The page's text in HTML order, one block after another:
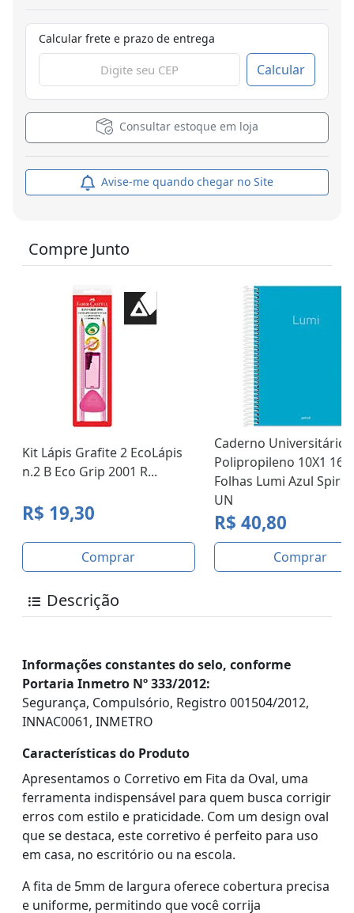
Calcular frete e prazo de entrega
Calcular
Consultar estoque em loja
Avise-me quando chegar no Site
Compre Junto
Kit Lápis Grafite 2 EcoLápis
n.2 B Eco Grip 2001 R...
R$ 19,30
Comprar
Caderno Universitário
Polipropileno 10X1 160
Folhas Lumi Azul Spiral
UN
R$ 40,80
Comprar
Descrição
Informações constantes do selo, conforme
Portaria Inmetro Nº 333/2012:
Segurança, Compulsório, Registro 001504/2012,
INNAC0061, INMETRO
Características do Produto
Apresentamos o Corretivo em Fita da Oval, uma
ferramenta indispensável para quem busca corrigir
erros com estilo e praticidade. Com um design oval
que se destaca, este corretivo é perfeito para uso
em casa, no escritório ou na escola.
A fita de 5mm de largura oferece cobertura precisa
e uniforme, permitindo que você corrija